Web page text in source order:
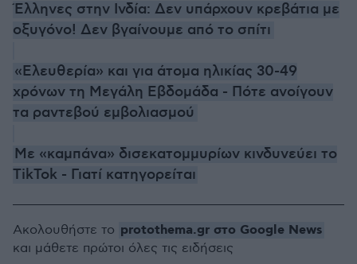
Έλληνες στην Ινδία: Δεν υπάρχουν κρεβάτια με
οξυγόνο! Δεν βγαίνουμε από το σπίτι
«Ελευθερία» και για άτομα ηλικίας 30-49
χρόνων τη Μεγάλη Εβδομάδα - Πότε ανοίγουν
τα ραντεβού εμβολιασμού
Με «καμπάνα» δισεκατομμυρίων κινδυνεύει το
TikTok - Γιατί κατηγορείται
Ακολουθήστε το protothema.gr στο Google News
και μάθετε πρώτοι όλες τις ειδήσεις